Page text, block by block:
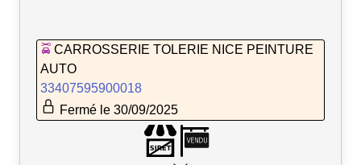
CARROSSERIE TOLERIE NICE PEINTURE
AUTO
33407595900018
Fermé le 30/09/2025